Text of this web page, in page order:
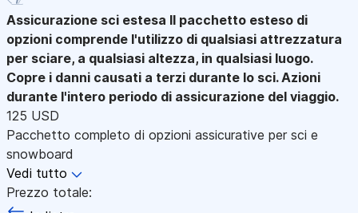
Assicurazione sci estesa Il pacchetto esteso di
opzioni comprende l'utilizzo di qualsiasi attrezzatura
per sciare, a qualsiasi altezza, in qualsiasi luogo.
Copre i danni causati a terzi durante lo sci. Azioni
durante l'intero periodo di assicurazione del viaggio.
125 USD
Pacchetto completo di opzioni assicurative per sci e
snowboard
Vedi tutto
Prezzo totale: